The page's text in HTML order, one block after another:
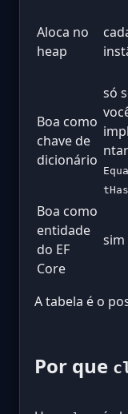
Aloca no
heap
Boa como
chave de
dicionário
só
ntar
Boa como
entidade
do EF
Core
sim
A tabela é o
Por que